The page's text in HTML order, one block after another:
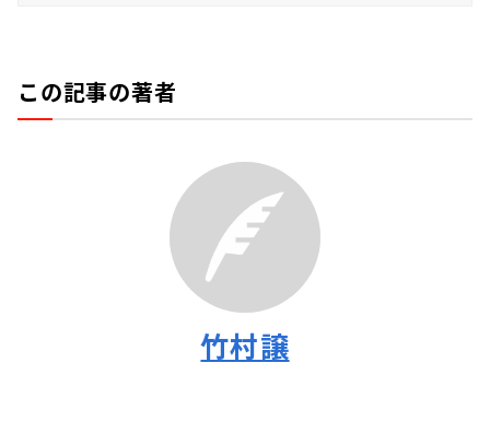
この記事の著者
竹村譲